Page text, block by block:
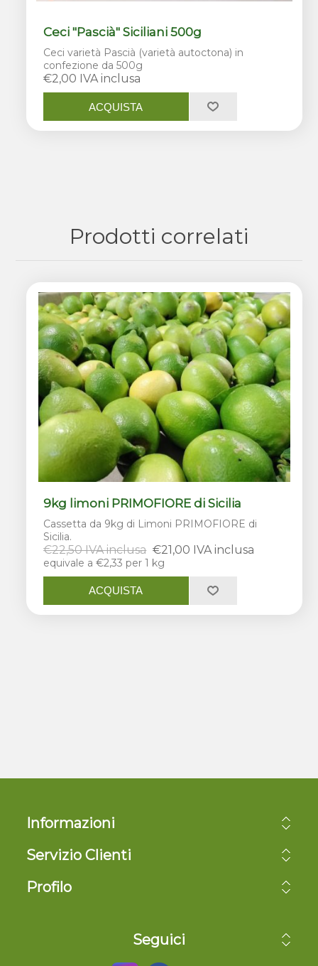
Ceci "Pascià" Siciliani 500g
Ceci varietà Pascià (varietà autoctona) in
confezione da 500g
€2,00 IVA inclusa
ACQUISTA
Prodotti correlati
9kg limoni PRIMOFIORE di Sicilia
Cassetta da 9kg di Limoni PRIMOFIORE di
Sicilia.
€22,50 IVA inclusa €21,00 IVA inclusa
equivale a €2,33 per 1 kg
ACQUISTA
Informazioni
Servizio Clienti
Profilo
Seguici